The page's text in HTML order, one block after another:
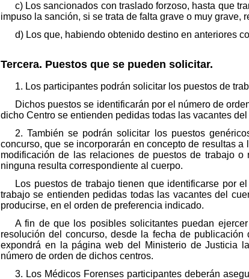
c) Los sancionados con traslado forzoso, hasta que
impuso la sanción, si se trata de falta grave o muy grave,
d) Los que, habiendo obtenido destino en anteriores
Tercera. Puestos que se pueden solicitar.
1. Los participantes podrán solicitar los puestos de
Dichos puestos se identificarán por el número de
dicho Centro se entienden pedidas todas las vacantes
2. También se podrán solicitar los puestos
concurso, que se incorporarán en concepto de resultas
modificación de las relaciones de puestos de trabajo
ninguna resulta correspondiente al cuerpo.
Los puestos de trabajo tienen que identificarse por
trabajo se entienden pedidas todas las vacantes del
producirse, en el orden de preferencia indicado.
A fin de que los posibles solicitantes puedan
resolución del concurso, desde la fecha de
expondrá en la página web del Ministerio de Justicia
número de orden de dichos centros.
3. Los Médicos Forenses participantes deberán